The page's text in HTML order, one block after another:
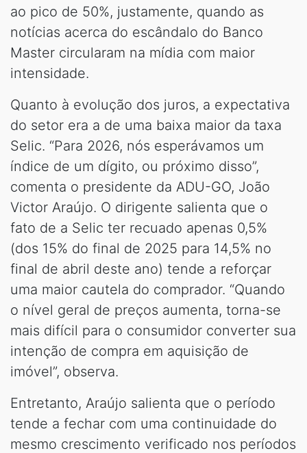
ao pico de 50%, justamente, quando as
notícias acerca do escândalo do Banco
Master circularam na mídia com maior
intensidade.
Quanto à evolução dos juros, a expectativa
do setor era a de uma baixa maior da taxa
Selic. “Para 2026, nós esperávamos um
índice de um dígito, ou próximo disso”,
comenta o presidente da ADU-GO, João
Victor Araújo. O dirigente salienta que o
fato de a Selic ter recuado apenas 0,5%
(dos 15% do final de 2025 para 14,5% no
final de abril deste ano) tende a reforçar
uma maior cautela do comprador. “Quando
o nível geral de preços aumenta, torna-se
mais difícil para o consumidor converter sua
intenção de compra em aquisição de
imóvel”, observa.
Entretanto, Araújo salienta que o período
tende a fechar com uma continuidade do
mesmo crescimento verificado nos períodos